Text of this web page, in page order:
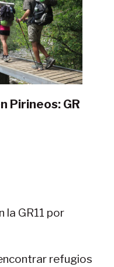
Pirineos: GR
la GR11 por
refugios